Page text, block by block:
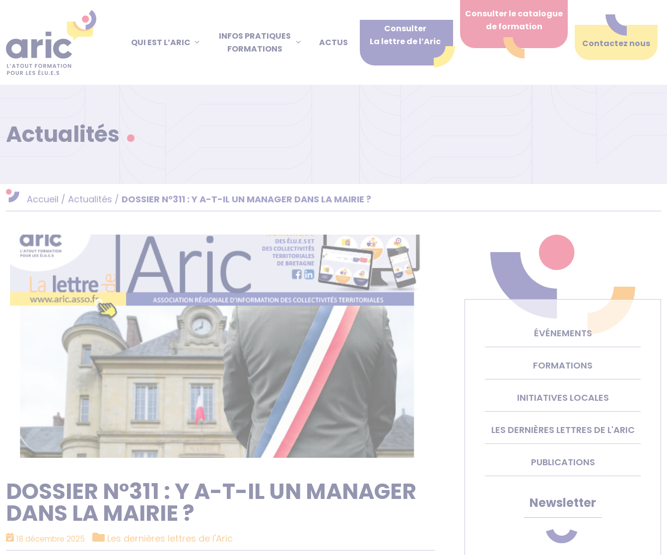
QUI EST L’ARIC
INFOS PRATIQUES
FORMATIONS
ACTUS
Consulter
La lettre de l’Aric
Consulter le catalogue
de formation
Contactez nous
Actualités
Accueil / Actualités / DOSSIER N°311 : Y A-T-IL UN MANAGER DANS LA MAIRIE ?
DOSSIER N°311 : Y A-T-IL UN MANAGER
DANS LA MAIRIE ?
18 décembre 2025 Catégories
Les dernières lettres de l'Aric
ÉVÉNEMENTS
FORMATIONS
INITIATIVES LOCALES
LES DERNIÈRES LETTRES DE L'ARIC
PUBLICATIONS
Newsletter